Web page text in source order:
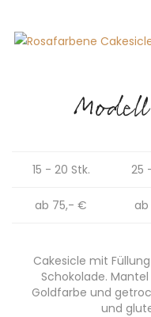
15 - 20 Stk. 25
ab 75,- € ab
Cakesicle mit
Schokolade.
Goldfarbe und
und